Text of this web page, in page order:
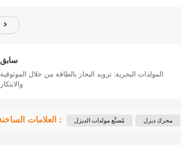
سابق
المولدات البحرية: تزويد البحار بالطاقة من خلال الموثوقية
والابتكار
العلامات الساخنة : مُصنِّع مولدات الديزل محرك ديزل